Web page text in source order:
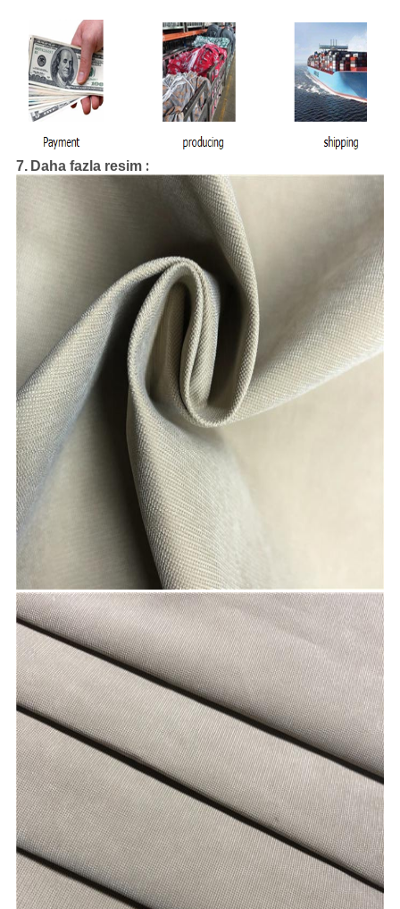
7. Daha fazla resim: